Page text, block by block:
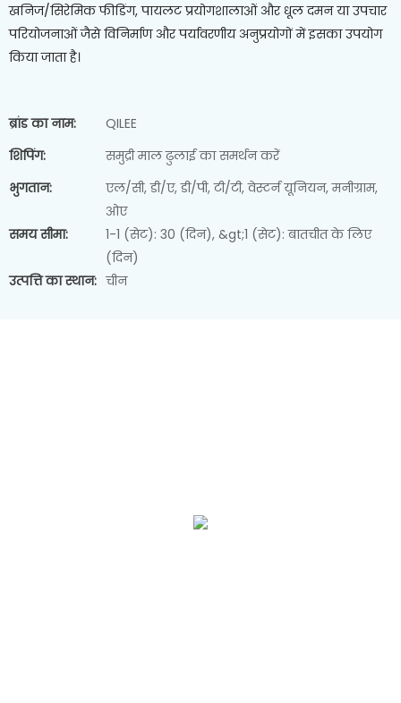
खनिज/सिरेमिक फीडिंग, पायलट प्रयोगशालाओं और धूल दमन या उपचार
परियोजनाओं जैसे विनिर्माण और पर्यावरणीय अनुप्रयोगों में इसका उपयोग
किया जाता है।
ब्रांड का नाम:
QILEE
शिपिंग:
समुद्री माल ढुलाई का समर्थन करें
भुगतान:
एल/सी, डी/ए, डी/पी, टी/टी, वेस्टर्न यूनियन, मनीग्राम,
ओए
समय सीमा:
1-1 (सेट): 30 (दिन), &gt;1 (सेट): बातचीत के लिए
(दिन)
उत्पत्ति का स्थान: चीन